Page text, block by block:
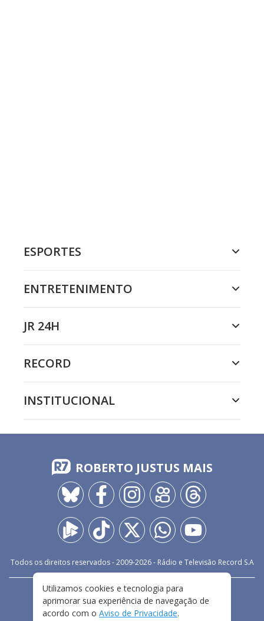
ESPORTES
ENTRETENIMENTO
JR 24H
RECORD
INSTITUCIONAL
ROBERTO JUSTUS MAIS
Todos os direitos reservados - 2009-2026- Rádio e Televisão Record S.A
FALE CONOSCO
PRIVACIDADE
TERMOS E CONDIÇÕES DE USO
Utilizamos cookies e tecnologia para
aprimorar sua experiência de navegação de
acordo com o Aviso de Privacidade.